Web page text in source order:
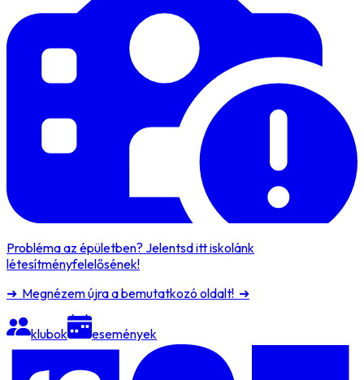
Probléma az épületben? Jelentsd itt iskolánk
létesítményfelelősének!
➜ Megnézem újra a bemutatkozó oldalt! ➜
klubok események